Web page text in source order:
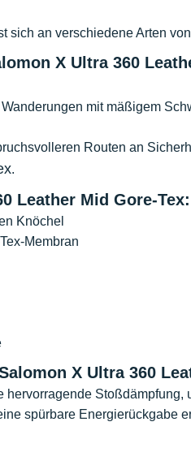
sich an verschiedene Arten
X Ultra 360
mit mäßigem
Routen an
.
Leather Mid Gore-Tex:
Knöchel
Membran
X Ultra 360
hervorragende
spürbare Energierückgabe